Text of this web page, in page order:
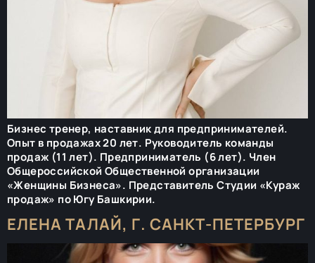
Бизнес тренер, наставник для предпринимателей.
Опыт в продажах 20 лет. Руководитель команды
продаж (11 лет). Предприниматель (6 лет). Член
Общероссийской Общественной организации
«Женщины Бизнеса». Представитель Студии «Кураж
продаж» по Югу Башкирии.
ЕЛЕНА ТАЛАЙ, Г. САНКТ-ПЕТЕРБУРГ